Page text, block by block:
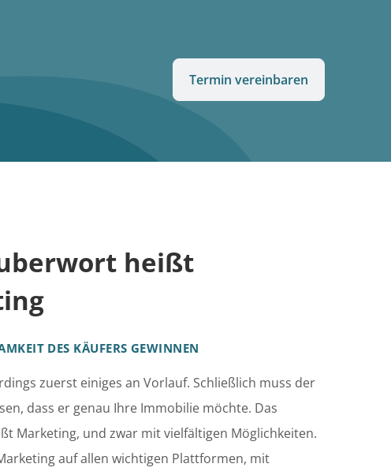
Termin vereinbaren
heißt
DES KÄUFERS GEWINNEN
zuerst einiges an Vorlauf. Schließlich muss der
dass er genau Ihre Immobilie möchte. Das
Marketing, und zwar mit vielfältigen Möglichkeiten.
auf allen wichtigen Plattformen, mit